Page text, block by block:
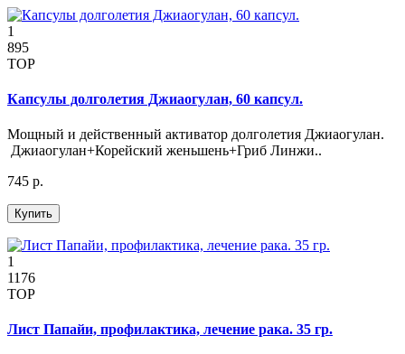
1
895
TOP
Капсулы долголетия Джиаогулан, 60 капсул.
Мощный и действенный активатор долголетия Джиаогулан.
Джиаогулан+Корейский женьшень+Гриб Линжи..
745 р.
Купить
1
1176
TOP
Лист Папайи, профилактика, лечение рака. 35 гр.